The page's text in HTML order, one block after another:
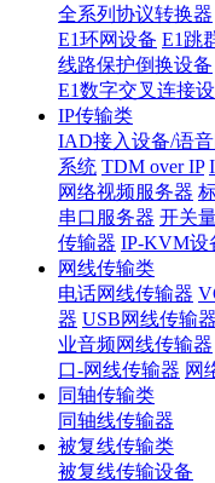
全系列协议转换器
E1环网设备 E1跳
线路保护倒换设备
E1数字交叉连接
IP传输类
IAD接入设备/语
系统 TDM over IP
网络视频服务器
串口服务器 开关
传输器 IP-KVM设
网线传输类
电话网线传输器
器 USB网线传输器
业音频网线传输器
口-网线传输器 网
同轴传输类
同轴线传输器
被复线传输类
被复线传输设备